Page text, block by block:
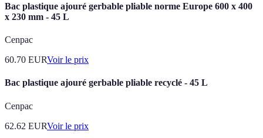
Bac plastique ajouré gerbable pliable norme Europe 600 x 400
x 230 mm - 45 L
Cenpac
60.70 EURVoir le prix
Bac plastique ajouré gerbable pliable recyclé - 45 L
Cenpac
62.62 EURVoir le prix